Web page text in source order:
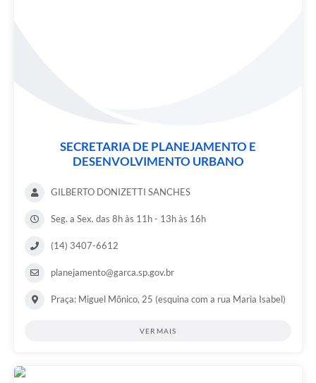
SECRETARIA DE PLANEJAMENTO E
DESENVOLVIMENTO URBANO
GILBERTO DONIZETTI SANCHES
Seg. a Sex. das 8h às 11h - 13h às 16h
(14) 3407-6612
planejamento@garca.sp.gov.br
Praça: Miguel Mônico, 25 (esquina com a rua Maria Isabel)
VER MAIS